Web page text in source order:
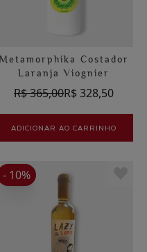
Metamorphika Costador
Laranja Viognier
R$ 365,00R$ 328,50
ADICIONAR AO CARRINHO
- 10%